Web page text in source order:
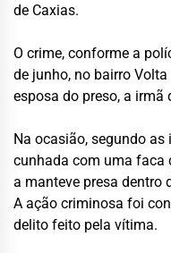
de Caxias.
O crime, conforme a
de junho, no bairro
esposa do preso, a irmã
Na ocasião, segundo
cunhada com uma faca
a manteve presa dentro
A ação criminosa foi
delito feito pela vítima.